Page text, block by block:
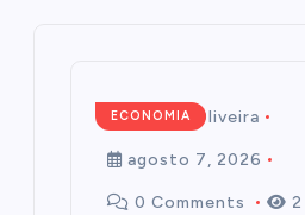
ECONOMIA
Mairim de Oliveira
agosto 7, 2026
0 Comments